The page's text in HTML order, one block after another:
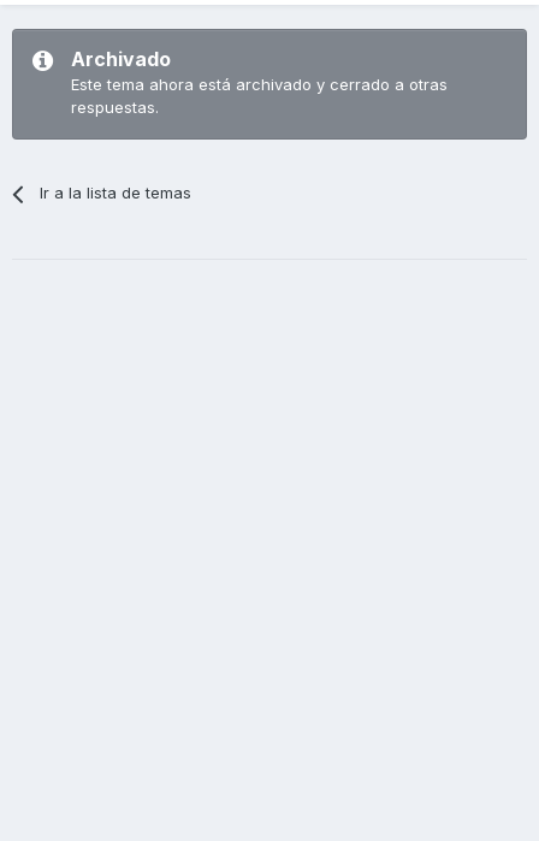
Archivado
Este tema ahora está archivado y cerrado a otras
respuestas.
Ir a la lista de temas